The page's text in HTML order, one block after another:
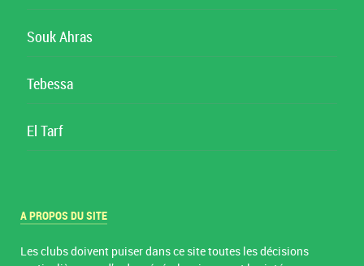
Souk Ahras
Tebessa
El Tarf
A PROPOS DU SITE
Les clubs doivent puiser dans ce site toutes les décisions